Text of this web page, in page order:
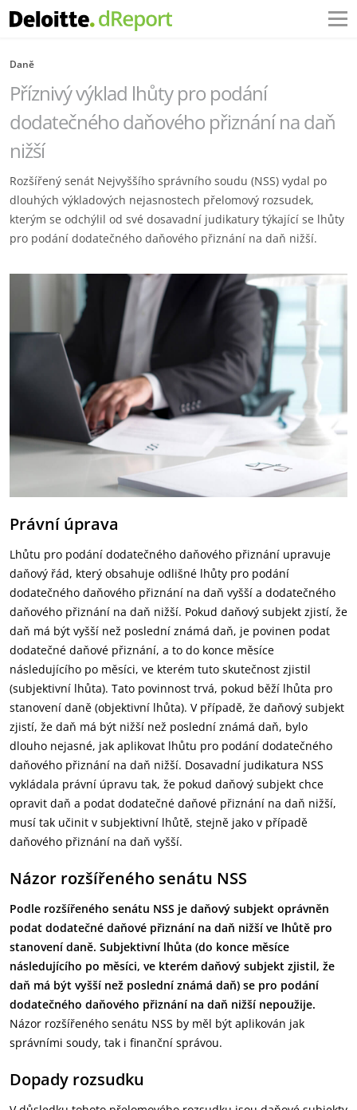
Daně
Příznivý výklad lhůty pro podání
dodatečného daňového přiznání na daň
nižší
Rozšířený senát Nejvyššího správního soudu (NSS) vydal po
dlouhých výkladových nejasnostech přelomový rozsudek,
kterým se odchýlil od své dosavadní judikatury týkající se lhůty
pro podání dodatečného daňového přiznání na daň nižší.
Právní úprava
Lhůtu pro podání dodatečného daňového přiznání upravuje
daňový řád, který obsahuje odlišné lhůty pro podání
dodatečného daňového přiznání na daň vyšší a dodatečného
daňového přiznání na daň nižší. Pokud daňový subjekt zjistí, že
daň má být vyšší než poslední známá daň, je povinen podat
dodatečné daňové přiznání, a to do konce měsíce
následujícího po měsíci, ve kterém tuto skutečnost zjistil
(subjektivní lhůta). Tato povinnost trvá, pokud běží lhůta pro
stanovení daně (objektivní lhůta). V případě, že daňový subjekt
zjistí, že daň má být nižší než poslední známá daň, bylo
dlouho nejasné, jak aplikovat lhůtu pro podání dodatečného
daňového přiznání na daň nižší. Dosavadní judikatura NSS
vykládala právní úpravu tak, že pokud daňový subjekt chce
opravit daň a podat dodatečné daňové přiznání na daň nižší,
musí tak učinit v subjektivní lhůtě, stejně jako v případě
daňového přiznání na daň vyšší.
Názor rozšířeného senátu NSS
Podle rozšířeného senátu NSS je daňový subjekt oprávněn
podat dodatečné daňové přiznání na daň nižší ve lhůtě pro
stanovení daně. Subjektivní lhůta (do konce měsíce
následujícího po měsíci, ve kterém daňový subjekt zjistil, že
daň má být vyšší než poslední známá daň) se pro podání
dodatečného daňového přiznání na daň nižší nepoužije.
Názor rozšířeného senátu NSS by měl být aplikován jak
správními soudy, tak i finanční správou.
Dopady rozsudku